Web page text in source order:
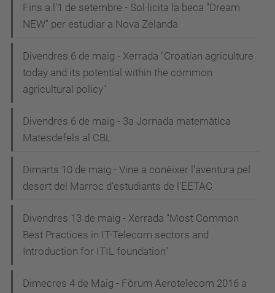
Fins a l'1 de setembre - Sol·licita la beca "Dream
NEW" per estudiar a Nova Zelanda
Divendres 6 de maig - Xerrada "Croatian agriculture
today and its potential within the common
agricultural policy"
Divendres 6 de maig - 3a Jornada matemàtica
Matesdefels al CBL
Dimarts 10 de maig - Vine a conèixer l'aventura pel
desert del Marroc d'estudiants de l'EETAC
Divendres 13 de maig - Xerrada "Most Common
Best Practices in IT-Telecom sectors and
Introduction for ITIL foundation"
Dimecres 4 de Maig - Fòrum Aerotelecom 2016 a